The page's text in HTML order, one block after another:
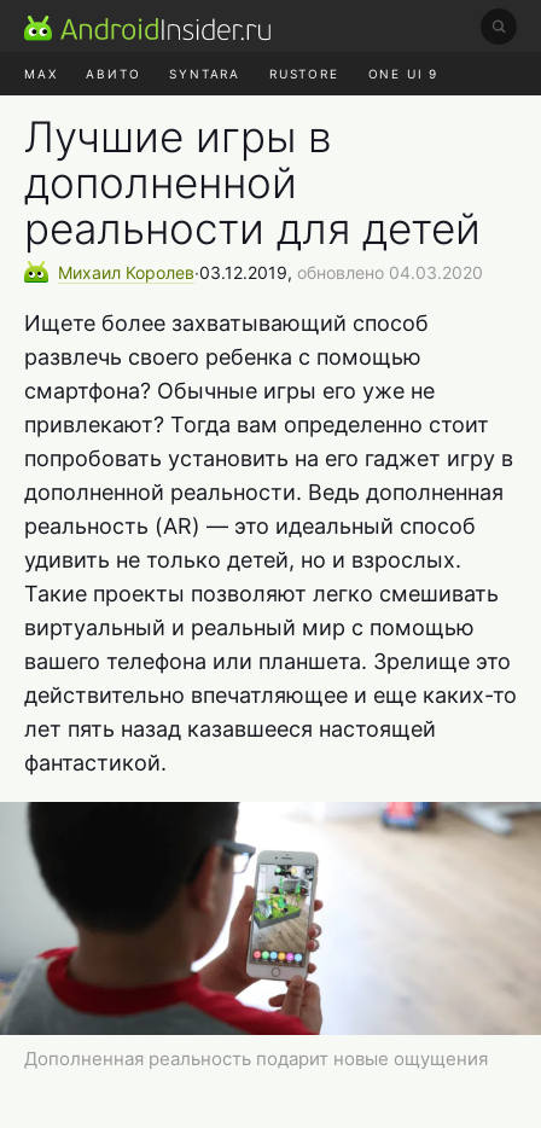
MAX АВИТО SYNTARA RUSTORE ONE UI 9
Лучшие игры в
дополненной
реальности для детей
Михаил Королев∙03.12.2019, обновлено 04.03.2020
Ищете более захватывающий способ
развлечь своего ребенка с помощью
смартфона? Обычные игры его уже не
привлекают? Тогда вам определенно стоит
попробовать установить на его гаджет игру в
дополненной реальности. Ведь дополненная
реальность (AR) — это идеальный способ
удивить не только детей, но и взрослых.
Такие проекты позволяют легко смешивать
виртуальный и реальный мир с помощью
вашего телефона или планшета. Зрелище это
действительно впечатляющее и еще каких-то
лет пять назад казавшееся настоящей
фантастикой.
Дополненная реальность подарит новые ощущения